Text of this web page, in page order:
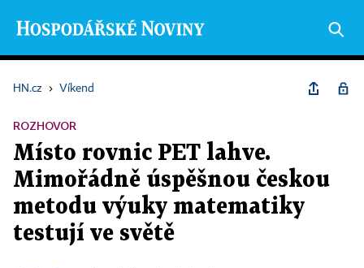
HN.cz › Víkend
ROZHOVOR
Místo rovnic PET lahve.
Mimořádně úspěšnou českou
metodu výuky matematiky
testují ve světě